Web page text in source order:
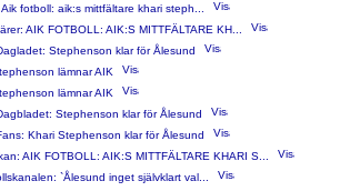
Aik fotboll: aik:s mittfältare khari steph...
AIK FOTBOLL: AIK:S MITTFÄLTARE KH...
Stephenson klar för Ålesund
lämnar AIK
lämnar AIK
Stephenson klar för Ålesund
Khari Stephenson klar för Ålesund
AIK FOTBOLL: AIK:S MITTFÄLTARE KHARI S...
`Ålesund inget självklart val...